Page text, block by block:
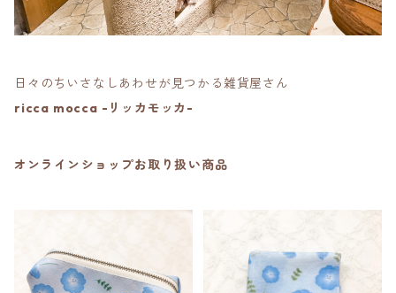
日々のちいさなしあわせが見つかる雑貨屋さん
ricca mocca -リッカモッカ-
オンラインショップお取り扱い商品